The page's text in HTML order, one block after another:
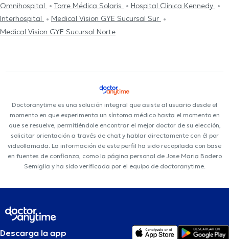
Omnihospital
Torre Médica Solaris
Hospital Clínica Kennedy
Interhospital
Medical Vision GYE Sucursal Sur
Medical Vision GYE Sucursal Norte
Doctoranytime es una solución integral que asiste al usuario desde el
momento en que experimenta un síntoma médico hasta el momento en
que se resuelve, permitiéndole encontrar el mejor doctor de su elección,
solicitar orientación a través de chat y hablar directamente con él por
videollamada. La información de este perfil ha sido recopilada con base
en fuentes de confianza, como la página personal de Jose Maria Bodero
Semiglia y ha sido verificada por el equipo de doctoranytime.
Descarga la app